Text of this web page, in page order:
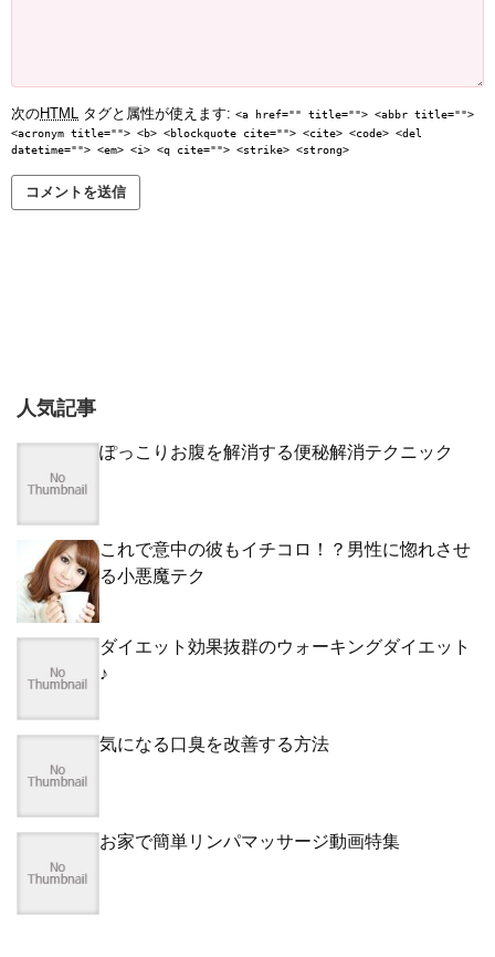
次のHTML タグと属性が使えます: <a href="" title=""> <abbr title="">
<acronym title=""> <b> <blockquote cite=""> <cite> <code> <del
datetime=""> <em> <i> <q cite=""> <strike> <strong>
人気記事
ぽっこりお腹を解消する便秘解消テクニック
これで意中の彼もイチコロ！？男性に惚れさせ
る小悪魔テク
ダイエット効果抜群のウォーキングダイエット
♪
気になる口臭を改善する方法
お家で簡単リンパマッサージ動画特集